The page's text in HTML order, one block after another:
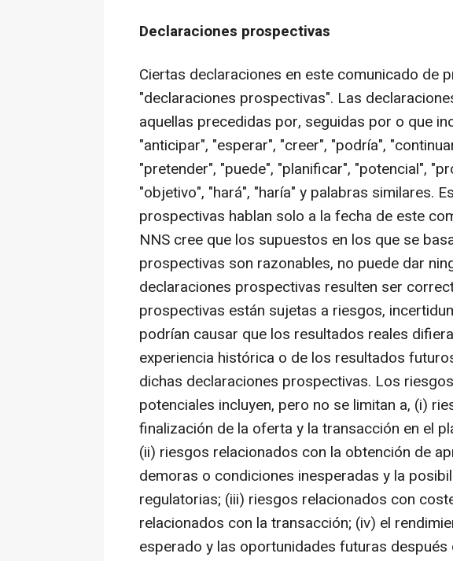
Declaraciones prospectivas
Ciertas declaraciones en este comunicado de
"declaraciones prospectivas". Las
aquellas precedidas por, seguidas por o que
"anticipar", "esperar", "creer", "podría",
"pretender", "puede", "planificar", "potencial",
"objetivo", "hará", "haría" y palabras similares.
prospectivas hablan solo a la fecha de este
NNS cree que los supuestos en los que se
prospectivas son razonables, no puede dar
declaraciones prospectivas resulten ser
prospectivas están sujetas a riesgos,
podrían causar que los resultados reales
experiencia histórica o de los resultados
dichas declaraciones prospectivas. Los
potenciales incluyen, pero no se limitan a, (i)
finalización de la oferta y la transacción en el
(ii) riesgos relacionados con la obtención de
demoras o condiciones inesperadas y la
regulatorias; (iii) riesgos relacionados con
relacionados con la transacción; (iv) el
esperado y las oportunidades futuras después